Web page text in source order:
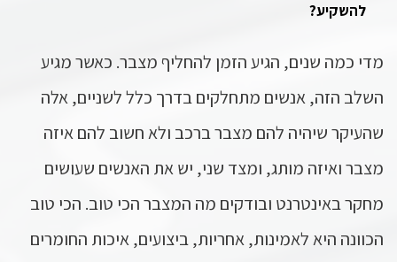
להשקיע?
מדי כמה שנים, הגיע הזמן להחליף מצבר. כאשר מגיע
השלב הזה, אנשים מתחלקים בדרך כלל לשניים, אלה
שהעיקר שיהיה להם מצבר ברכב ולא חשוב להם איזה
מצבר ואיזה מותג, ומצד שני, יש את האנשים שעושים
מחקר באינטרנט ובודקים מה המצבר הכי טוב. הכי טוב
הכוונה היא לאמינות, אחריות, ביצועים, איכות החומרים